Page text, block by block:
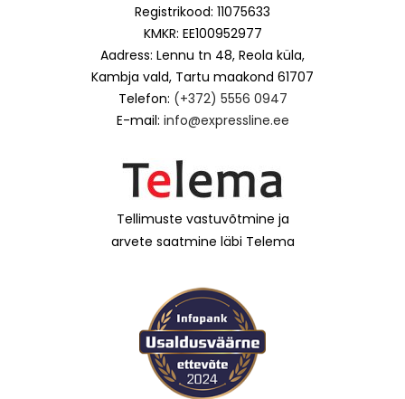
Registrikood: 11075633
KMKR: EE100952977
Aadress: Lennu tn 48, Reola küla,
Kambja vald, Tartu maakond 61707
Telefon: (+372) 5556 0947
E-mail: info@expressline.ee
Tellimuste vastuvõtmine ja
arvete saatmine läbi Telema